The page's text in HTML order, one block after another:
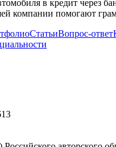
в кредит
компании помогают
СтатьиВопрос-ответ